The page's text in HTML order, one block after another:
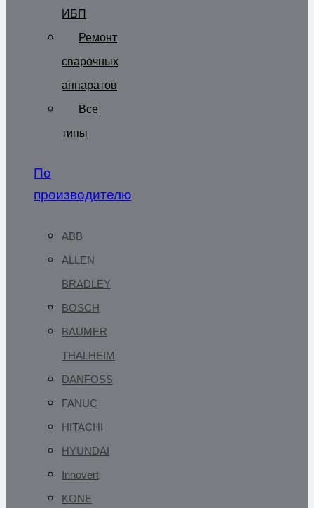
ИБП
Ремонт
сварочных
аппаратов
Все
типы
По
производителю
ABB
ALLEN
BRADLEY
BOSCH
BAUMER
THALHEIM
DANFOSS
FANUC
HITACHI
HYUNDAI
Innovert
KONE